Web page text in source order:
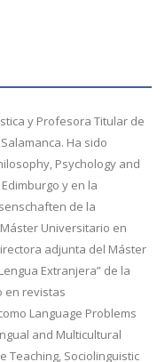
y Profesora Titular de
Ha sido
Psychology and
y en la
de la
Universitario en
adjunta del Máster
Extranjera” de la
en revistas
Language Problems
and Multicultural
Teaching, Sociolinguistic